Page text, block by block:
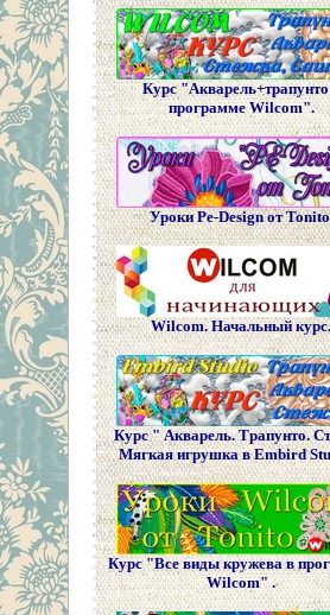
Курс
программе Wilcom".
Уроки Pe-Design от
Wilcom. Начальный курс.
Курс " Акварель. Трапунто.
Мягкая игрушка в Embird
Курс "Все виды кружева в
Wilcom" .